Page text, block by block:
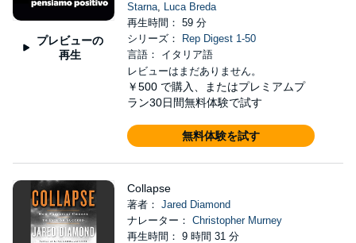
プレビューの
再生
Starna, Luca Breda
再生時間： 59 分
シリーズ：
Rep Digest 1-50
言語： イタリア語
レビューはまだありません。
￥500 で購入、またはプレミアムプ
ラン30日間無料体験で試す
無料体験を試す
Collapse
著者： Jared Diamond
ナレーター： Christopher Murney
再生時間： 9 時間 31 分